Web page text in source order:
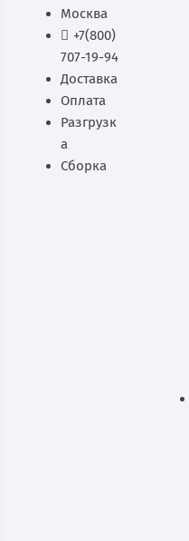
Москва
+7(800)
707-19-94
Доставка
Оплата
Разгрузк
а
Сборка